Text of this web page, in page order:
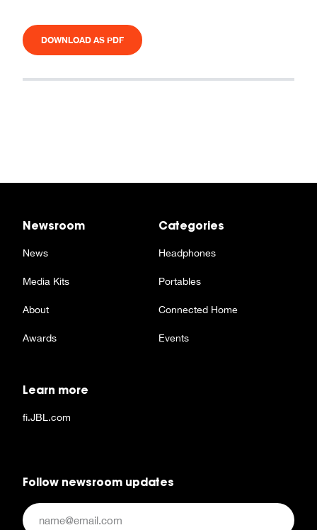
DOWNLOAD AS PDF
Newsroom
News
Media Kits
About
Awards
Categories
Headphones
Portables
Connected Home
Events
Learn more
fi.JBL.com
Follow newsroom updates